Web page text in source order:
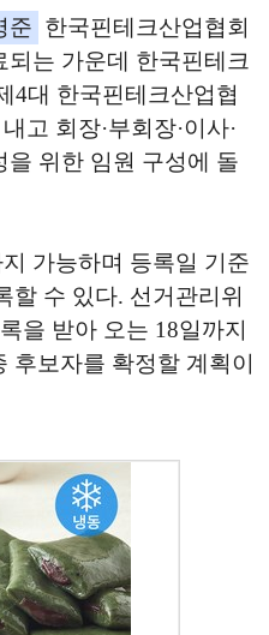
준 한국핀테크산업협회
되는 가운데 한국핀테크
4대 한국핀테크산업협
고 회장·부회장·이사·
을 위한 임원 구성에 돌
가능하며 등록일 기준
할 수 있다. 선거관리위
을 받아 오는 18일까지
후보자를 확정할 계획이